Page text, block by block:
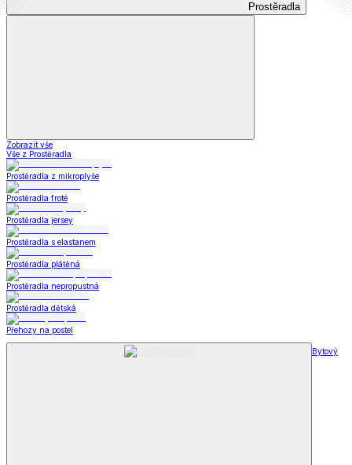
Prostěradla
Zobrazit vše
Vše z Prostěradla
Prostěradla z mikroplyše
Prostěradla froté
Prostěradla jersey
Prostěradla s elastanem
Prostěradla plátěná
Prostěradla nepropustná
Prostěradla dětská
Přehozy na postel
Bytový